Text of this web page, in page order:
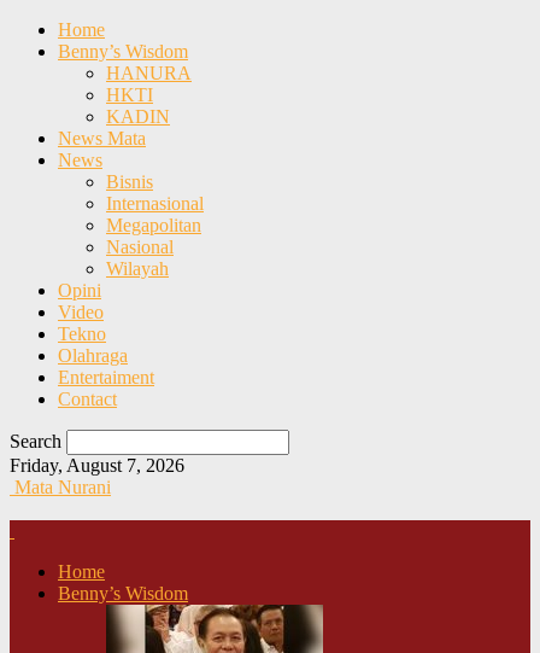
Home
Benny’s Wisdom
HANURA
HKTI
KADIN
News Mata
News
Bisnis
Internasional
Megapolitan
Nasional
Wilayah
Opini
Video
Tekno
Olahraga
Entertaiment
Contact
Search
Friday, August 7, 2026
Mata Nurani
Home
Benny’s Wisdom